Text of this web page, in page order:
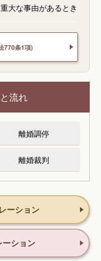
大な事由があるとき
770条1項)
流れ
離婚調停
離婚裁判
ーション
ション